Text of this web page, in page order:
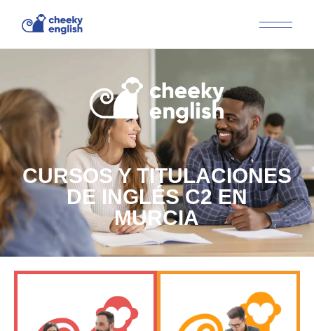
CURSOS Y TITULACIONES
DE INGLÉS C2 EN
MURCIA